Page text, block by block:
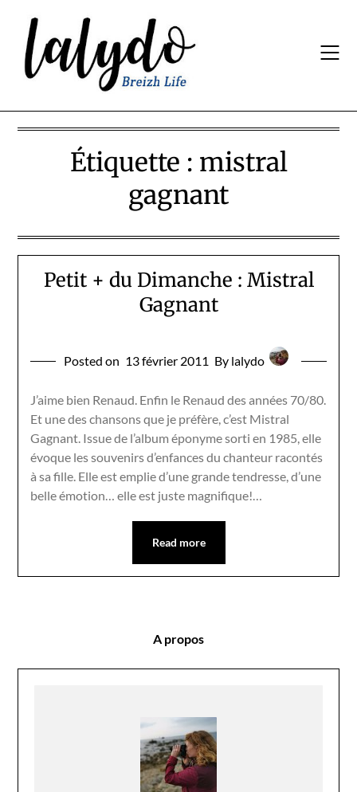
content
Étiquette : mistral
gagnant
Petit + du Dimanche : Mistral
Gagnant
Posted on 13 février 2011 By lalydo
J’aime bien Renaud. Enfin le Renaud des années 70/80.
Et une des chansons que je préfère, c’est Mistral
Gagnant. Issue de l’album éponyme sorti en 1985, elle
évoque les souvenirs d’enfances du chanteur racontés
à sa fille. Elle est emplie d’une grande tendresse, d’une
belle émotion… elle est juste magnifique!…
Read more
A propos